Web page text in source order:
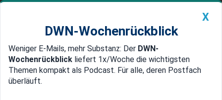
Newsticker MEIN DWN: Geldanlage Premium
Edelmetalle DWN-Magazin China
X
DWN-Wochenrückblick
Weniger E-Mails, mehr Substanz: Der DWN-
Wochenrückblick liefert 1x/Woche die wichtigsten
Themen kompakt als Podcast. Für alle, deren Postfach
überläuft.